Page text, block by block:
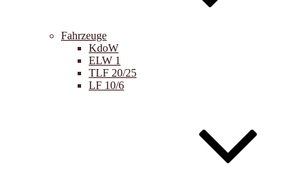
Fahrzeuge
KdoW
ELW 1
TLF 20/25
LF 10/6